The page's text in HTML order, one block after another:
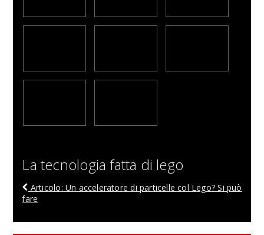
La tecnologia fatta di lego
Articolo: Un acceleratore di particelle col Lego? Si può
fare